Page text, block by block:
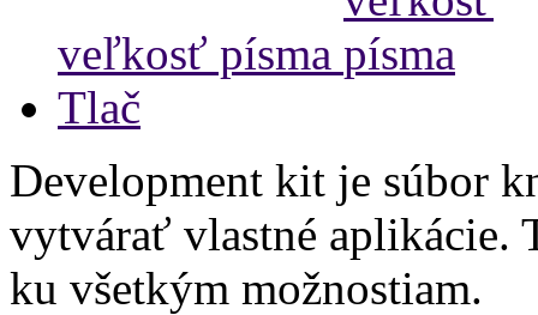
veľkosť písma
Tlač
Development kit je súbor
vytvárať vlastné aplikácie.
ku všetkým možnostiam.